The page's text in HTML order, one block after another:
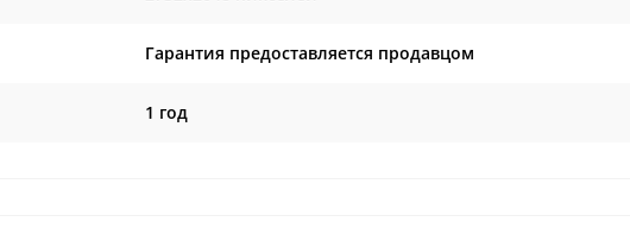
Гарантия предоставляется продавцом
1 год